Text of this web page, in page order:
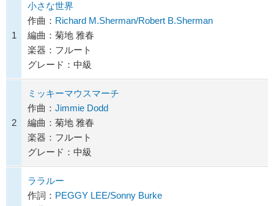
1
小さな世界
作曲： Richard M.Sherman/Robert B.Sherman
編曲：菊地 雅春
楽器：フルート
グレード：中級
2
ミッキーマウスマーチ
作曲： Jimmie Dodd
編曲：菊地 雅春
楽器：フルート
グレード：中級
ララルー
作詞： PEGGY LEE/Sonny Burke